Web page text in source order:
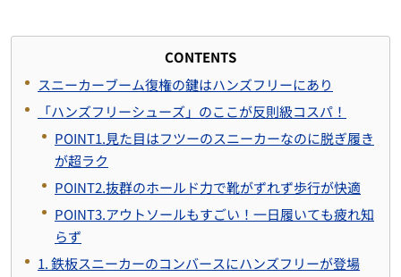
CONTENTS
スニーカーブーム復権の鍵はハンズフリーにあり
「ハンズフリーシューズ」のここが反則級コスパ！
POINT1.見た目はフツーのスニーカーなのに脱ぎ履き
が超ラク
POINT2.抜群のホールド力で靴がずれず歩行が快適
POINT3.アウトソールもすごい！一日履いても疲れ知
らず
1. 鉄板スニーカーのコンバースにハンズフリーが登場